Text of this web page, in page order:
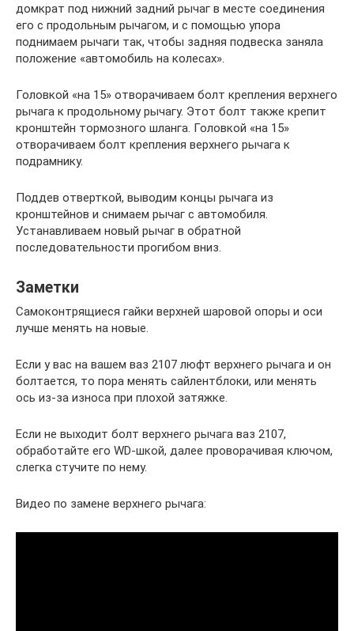
домкрат под нижний задний рычаг в месте соединения
его с продольным рычагом, и с помощью упора
поднимаем рычаги так, чтобы задняя подвеска заняла
положение «автомобиль на колесах».
Головкой «на 15» отворачиваем болт крепления верхнего
рычага к продольному рычагу. Этот болт также крепит
кронштейн тормозного шланга. Головкой «на 15»
отворачиваем болт крепления верхнего рычага к
подрамнику.
Поддев отверткой, выводим концы рычага из
кронштейнов и снимаем рычаг с автомобиля.
Устанавливаем новый рычаг в обратной
последовательности прогибом вниз.
Заметки
Самоконтрящиеся гайки верхней шаровой опоры и оси
лучше менять на новые.
Если у вас на вашем ваз 2107 люфт верхнего рычага и он
болтается, то пора менять сайлентблоки, или менять
ось из-за износа при плохой затяжке.
Если не выходит болт верхнего рычага ваз 2107,
обработайте его WD-шкой, далее проворачивая ключом,
слегка стучите по нему.
Видео по замене верхнего рычага: